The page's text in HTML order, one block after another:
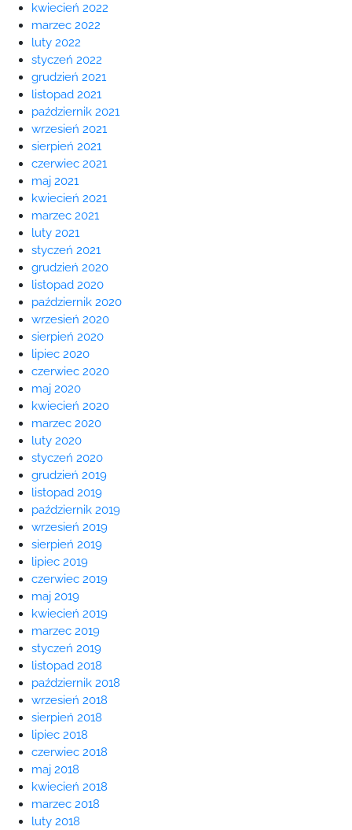
kwiecień 2022
marzec 2022
luty 2022
styczeń 2022
grudzień 2021
listopad 2021
październik 2021
wrzesień 2021
sierpień 2021
czerwiec 2021
maj 2021
kwiecień 2021
marzec 2021
luty 2021
styczeń 2021
grudzień 2020
listopad 2020
październik 2020
wrzesień 2020
sierpień 2020
lipiec 2020
czerwiec 2020
maj 2020
kwiecień 2020
marzec 2020
luty 2020
styczeń 2020
grudzień 2019
listopad 2019
październik 2019
wrzesień 2019
sierpień 2019
lipiec 2019
czerwiec 2019
maj 2019
kwiecień 2019
marzec 2019
styczeń 2019
listopad 2018
październik 2018
wrzesień 2018
sierpień 2018
lipiec 2018
czerwiec 2018
maj 2018
kwiecień 2018
marzec 2018
luty 2018